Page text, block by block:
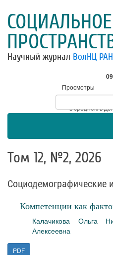
СОЦИАЛЬНОЕ
Научный журнал ВолНЦ РАН
Просмотры
Посетители
* - в среднем в
Том 12, №2, 2026
Социодемографические
Компетенции как
Калачикова Ольга
Алексеевна
PDF